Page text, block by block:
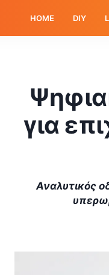
HOME DIY
για
Αναλυτικός